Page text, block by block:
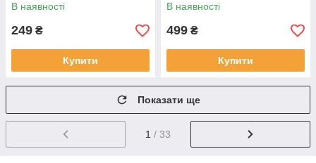
В наявності
249 ₴
Купити
В наявності
499 ₴
Купити
Показати ще
1 / 33